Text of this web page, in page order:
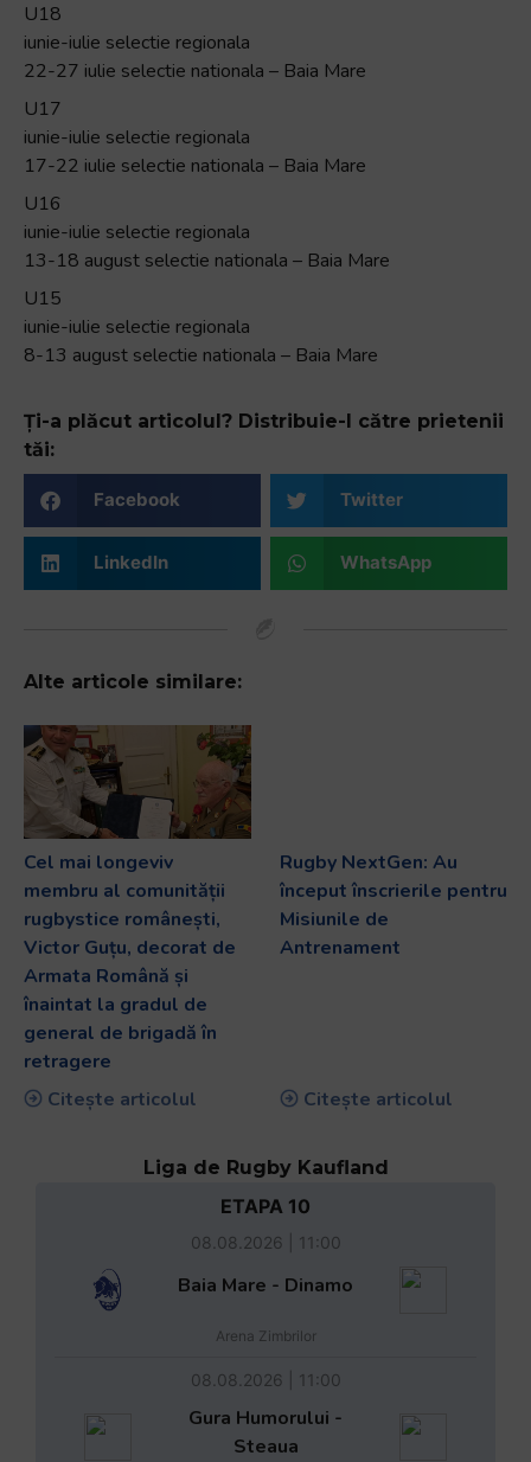
U18
iunie-iulie selectie regionala
22-27 iulie selectie nationala – Baia Mare
U17
iunie-iulie selectie regionala
17-22 iulie selectie nationala – Baia Mare
U16
iunie-iulie selectie regionala
13-18 august selectie nationala – Baia Mare
U15
iunie-iulie selectie regionala
8-13 august selectie nationala – Baia Mare
Ți-a plăcut articolul? Distribuie-l către prietenii
tăi:
Facebook Twitter
LinkedIn WhatsApp
Alte articole similare:
Cel mai longeviv
membru al comunității
rugbystice românești,
Victor Guțu, decorat de
Armata Română și
înaintat la gradul de
general de brigadă în
retragere
Citește articolul
Rugby NextGen: Au
început înscrierile pentru
Misiunile de
Antrenament
Citește articolul
Liga de Rugby Kaufland
ETAPA 10
08.08.2026 | 11:00
Baia Mare - Dinamo
Arena Zimbrilor
08.08.2026 | 11:00
Gura Humorului -
Steaua